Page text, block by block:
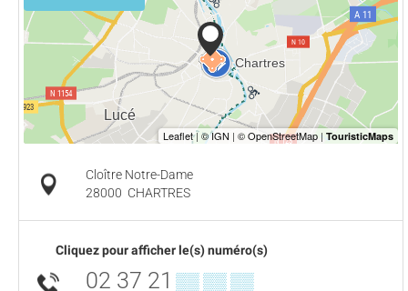
Cloître Notre-Dame
28000 CHARTRES
Cliquez pour afficher le(s) numéro(s)
02 37 21 ▒▒ ▒▒ ▒▒